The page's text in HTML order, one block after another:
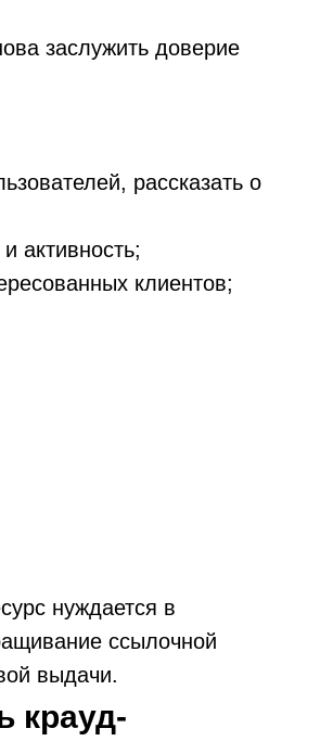
заслужить доверие
рассказать о
активность;
клиентов;
нуждается в
ссылочной
выдачи.
крауд-